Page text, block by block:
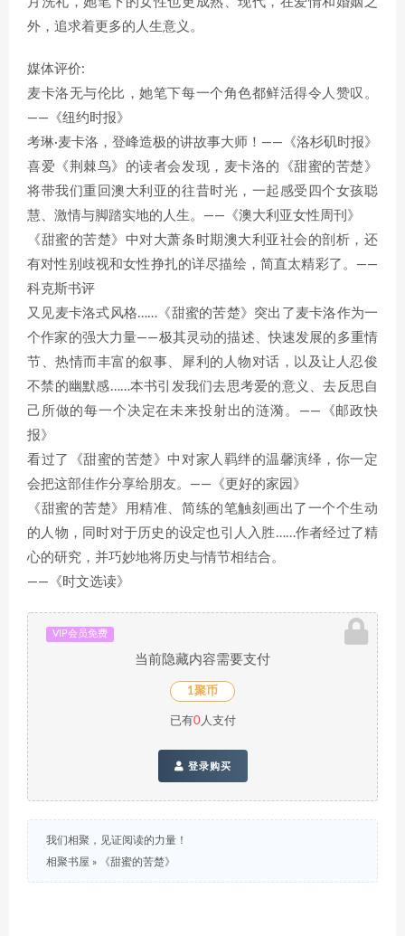
外，追求着更多的人生意义。
媒体评价:
麦卡洛无与伦比，她笔下每一个角色都鲜活得令人赞叹。
——《纽约时报》
考琳·麦卡洛，登峰造极的讲故事大师！——《洛杉矶时报》
喜爱《荆棘鸟》的读者会发现，麦卡洛的《甜蜜的苦楚》
将带我们重回澳大利亚的往昔时光，一起感受四个女孩聪
慧、激情与脚踏实地的人生。——《澳大利亚女性周刊》
《甜蜜的苦楚》中对大萧条时期澳大利亚社会的剖析，还
有对性别歧视和女性挣扎的详尽描绘，简直太精彩了。——
科克斯书评
又见麦卡洛式风格……《甜蜜的苦楚》突出了麦卡洛作为一
个作家的强大力量——极其灵动的描述、快速发展的多重情
节、热情而丰富的叙事、犀利的人物对话，以及让人忍俊
不禁的幽默感……本书引发我们去思考爱的意义、去反思自
己所做的每一个决定在未来投射出的涟漪。——《邮政快
报》
看过了《甜蜜的苦楚》中对家人羁绊的温馨演绎，你一定
会把这部佳作分享给朋友。——《更好的家园》
《甜蜜的苦楚》用精准、简练的笔触刻画出了一个个生动
的人物，同时对于历史的设定也引人入胜……作者经过了精
心的研究，并巧妙地将历史与情节相结合。
——《时文选读》
VIP会员免费
当前隐藏内容需要支付
1聚币
已有0人支付
登录购买
我们相聚，见证阅读的力量！
相聚书屋 » 《甜蜜的苦楚》